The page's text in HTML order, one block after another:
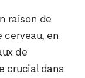
raison de
cerveau, en
de
crucial dans